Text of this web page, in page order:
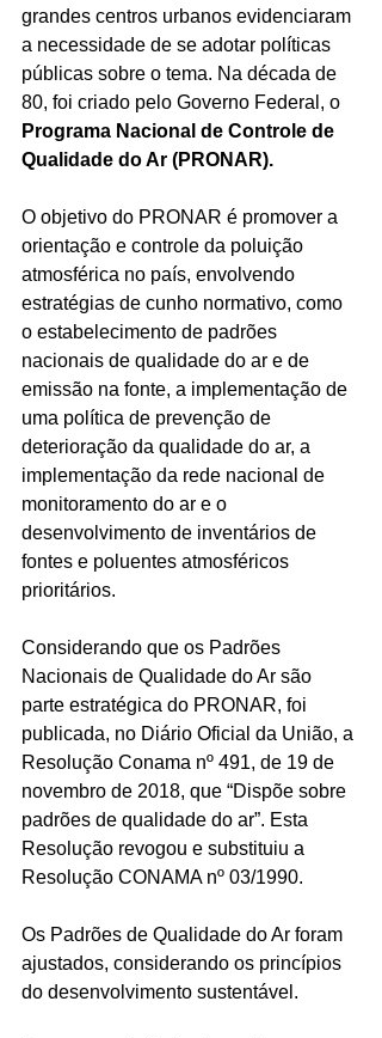
grandes centros urbanos evidenciaram
a necessidade de se adotar políticas
públicas sobre o tema. Na década de
80, foi criado pelo Governo Federal, o
Programa Nacional de Controle de
Qualidade do Ar (PRONAR).
O objetivo do PRONAR é promover a
orientação e controle da poluição
atmosférica no país, envolvendo
estratégias de cunho normativo, como
o estabelecimento de padrões
nacionais de qualidade do ar e de
emissão na fonte, a implementação de
uma política de prevenção de
deterioração da qualidade do ar, a
implementação da rede nacional de
monitoramento do ar e o
desenvolvimento de inventários de
fontes e poluentes atmosféricos
prioritários.
Considerando que os Padrões
Nacionais de Qualidade do Ar são
parte estratégica do PRONAR, foi
publicada, no Diário Oficial da União, a
Resolução Conama nº 491, de 19 de
novembro de 2018, que “Dispõe sobre
padrões de qualidade do ar”. Esta
Resolução revogou e substituiu a
Resolução CONAMA nº 03/1990.
Os Padrões de Qualidade do Ar foram
ajustados, considerando os princípios
do desenvolvimento sustentável.